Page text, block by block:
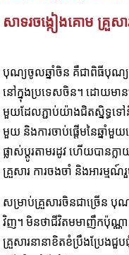
សាទរចង្កៀងគោម គ្រួស
បុណ្យចូលឆ្នាំចិន គឺជាពិធីបុណ្
នៅក្នុងប្រទេសចិន។ ដោយមានប្
មួយដែលភ្ជាប់យ៉ាងជិតស្និទ្ធទ
មួយ និងការចាប់ផ្តើមនៃឆ្នាំ
ផ្លាស់ប្តូរតាមរដូវ ហើយបាន
គ្រួសារ ការចងចាំ និងអារម្មណ៍
សម្រាប់គ្រួសារចិនជាច្រើន បុ
វិញ។ មិនថាជីវិតមមាញឹកប៉ុណ្ណា
គ្រួសារនានាខិតខំប្រឹងប្រែងជួ